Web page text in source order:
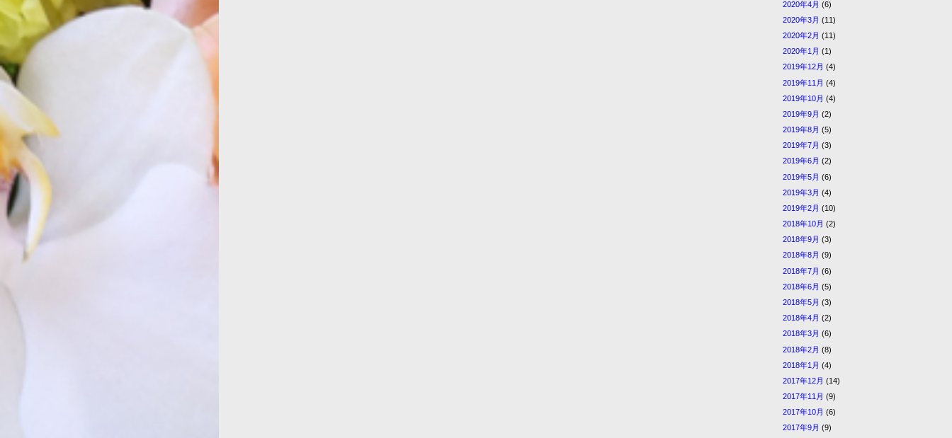
2020年4月 (6)
2020年3月 (11)
2020年2月 (11)
2020年1月 (1)
2019年12月 (4)
2019年11月 (4)
2019年10月 (4)
2019年9月 (2)
2019年8月 (5)
2019年7月 (3)
2019年6月 (2)
2019年5月 (6)
2019年3月 (4)
2019年2月 (10)
2018年10月 (2)
2018年9月 (3)
2018年8月 (9)
2018年7月 (6)
2018年6月 (5)
2018年5月 (3)
2018年4月 (2)
2018年3月 (6)
2018年2月 (8)
2018年1月 (4)
2017年12月 (14)
2017年11月 (9)
2017年10月 (6)
2017年9月 (9)